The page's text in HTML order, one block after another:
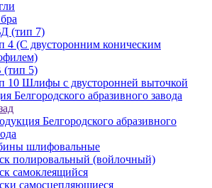
(тип 7)
4 (С двусторонним коническим
5)
10 Шлифы с двусторонней выточкой
Белгородского абразивного завода
Белгородского абразивного
шлифовальные
полировальный (войлочный)
самоклеящийся
самосцепляющиеся